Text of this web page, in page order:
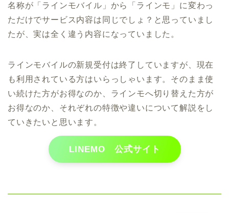
名称が「ラインモバイル」から「ラインモ」に変わっ
ただけでサービス内容は同じでしょ？と思っていまし
たが、実は全く違う内容になっていました。
ラインモバイルの新規受付は終了していますが、現在
も利用されている方はいらっしゃいます。そのまま使
い続けた方がお得なのか、ラインモへ切り替えた方が
お得なのか、それぞれの特徴や違いについて解説をし
ていきたいと思います。
LINEMO 公式サイト